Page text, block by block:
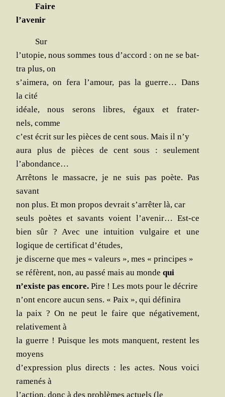
Faire
l’avenir
Sur
l’utopie, nous sommes tous d’accord : on ne se bat­
tra plus, on
s’aimera, on fera l’amour, pas la guerre… Dans
la cité
idéale, nous serons libres, égaux et fra­ter­
nels, comme
c’est écrit sur les pièces de cent sous. Mais il n’y
aura plus de pièces de cent sous : seule­ment
l’abondance…
Arrê­tons le mas­sacre, je ne suis pas poète. Pas
savant
non plus. Et mon pro­pos devrait s’arrêter là, car
seuls poètes et savants voient l’avenir… Est-ce
bien sûr ? Avec une intui­tion vul­gaire et une
logique de cer­ti­fi­cat d’études,
je dis­cerne que mes « valeurs », mes « principes »
se réfèrent, non, au pas­sé mais au monde qui
n’existe pas encore. Pire ! Les mots pour le décrire
n’ont encore aucun sens. « Paix », qui définira
la paix ? On ne peut le faire que néga­ti­ve­ment,
rela­ti­ve­ment à
la guerre ! Puisque les mots manquent, res­tent les
moyens
d’expression plus directs : les actes. Nous voi­ci
rame­nés à
l’action, donc à des pro­blèmes actuels (le